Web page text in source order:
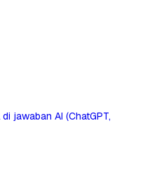
jawaban AI (ChatGPT,